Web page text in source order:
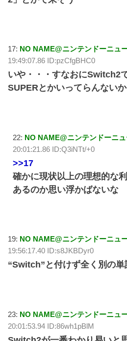
17: NO NAME@ニンテンドーニュ
19:49:07.86 ID:pzCfgBHC0
いや・・・すなおにSwitch2
SUPERとかいってらんない
22: NO NAME@ニンテンドーニ
20:01:21.86 ID:Q3iNTt/+0
>>17
確かに現状以上の理想的な
あるのか思い浮かばないな
19: NO NAME@ニンテンドーニュ
19:56:17.40 ID:s8JKBDyr0
“Switch”と付けず全く別の
23: NO NAME@ニンテンドーニュ
20:01:53.94 ID:86wh1pBlM